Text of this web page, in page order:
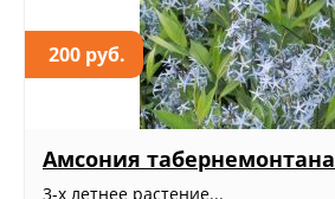
200 руб.
Амсония табернемонтана
3-х летнее растение...